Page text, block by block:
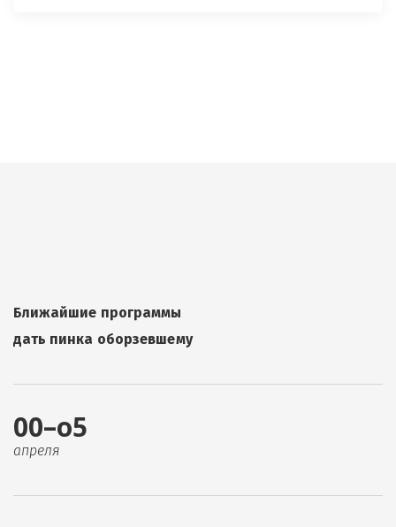
Ближайшие программы
дать пинка оборзевшему
00–о5
апреля